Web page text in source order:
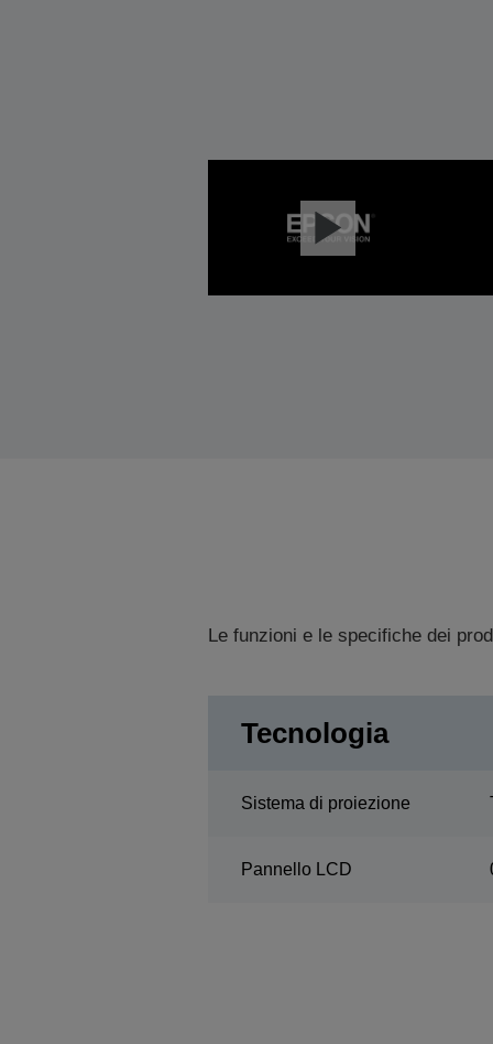
Le funzioni e le specifiche dei
Tecnologia
Sistema di proiezione
Pannello LCD